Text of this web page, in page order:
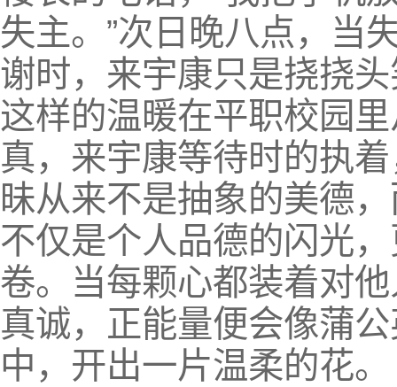
失主。”次日晚八点，当
谢时，来宇康只是挠挠
这样的温暖在平职校园
真，来宇康等待时的执
昧从来不是抽象的美德
不仅是个人品德的闪光
卷。当每颗心都装着对
真诚，正能量便会像蒲
中，开出一片温柔的花。